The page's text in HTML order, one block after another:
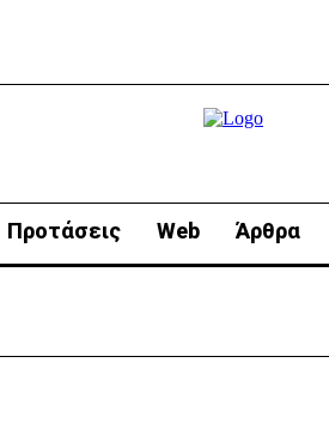
Προτάσεις Web Άρθρα